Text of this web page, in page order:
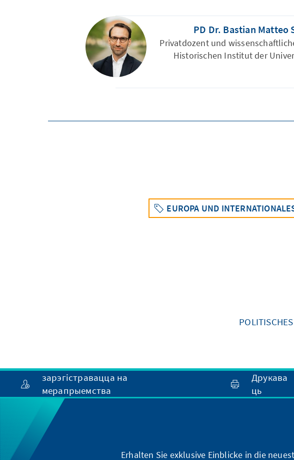
PD Dr. Bastian Matteo
Privatdozent und
Historischen Institut der
EUROPA UND
зарэгістравацца на
мерапрыемства
Друкава
ць
Erhalten Sie exklusive Einblicke in die